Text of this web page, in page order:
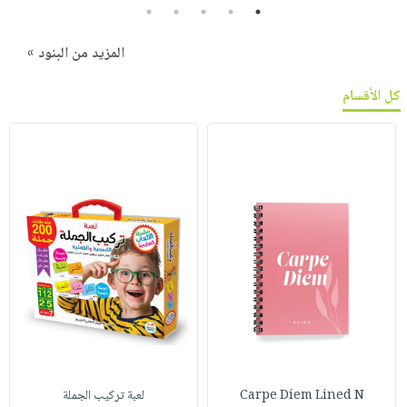
1
2
3
4
5
المزيد من البنود »
كل الأقسام
Carpe Diem Lined N لعبة تركيب الجملة